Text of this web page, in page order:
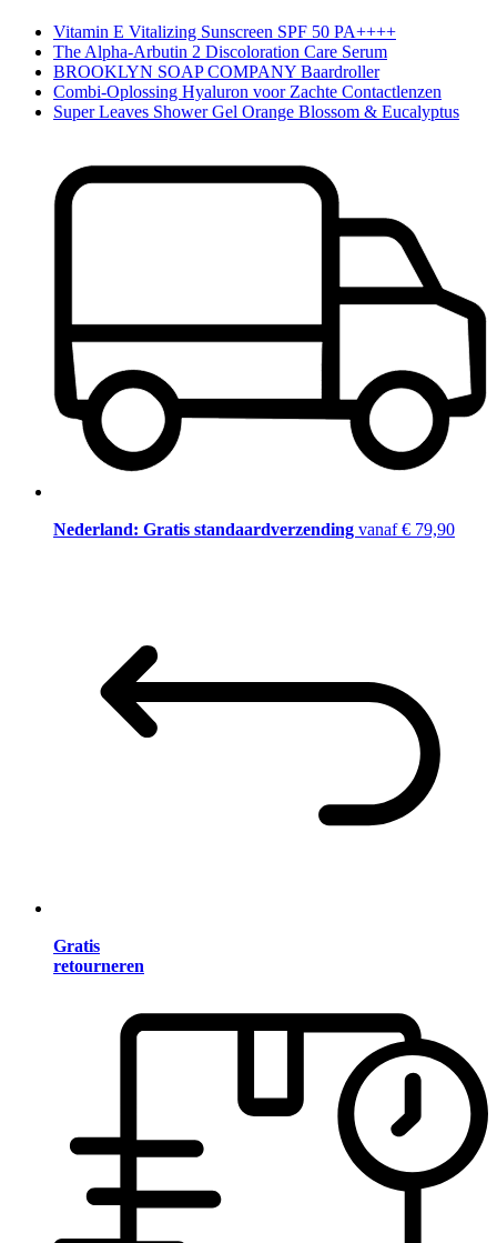
Vitamin E Vitalizing Sunscreen SPF 50 PA++++
The Alpha-Arbutin 2 Discoloration Care Serum
BROOKLYN SOAP COMPANY Baardroller
Combi-Oplossing Hyaluron voor Zachte Contactlenzen
Super Leaves Shower Gel Orange Blossom & Eucalyptus
Nederland: Gratis standaardverzending vanaf € 79,90
Gratis
retourneren